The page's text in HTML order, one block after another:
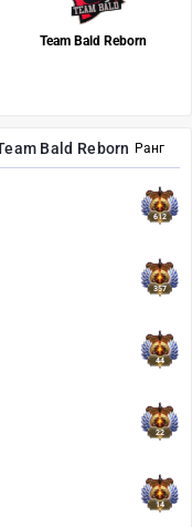
Ранг
Bald Reborn
612
357
44
22
14
Team Bald Reborn